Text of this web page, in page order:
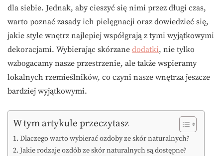
dla siebie. Jednak, aby cieszyć się nimi przez długi czas,
warto poznać zasady ich pielęgnacji oraz dowiedzieć się,
jakie style wnętrz najlepiej współgrają z tymi wyjątkowymi
dekoracjami. Wybierając skórzane dodatki, nie tylko
wzbogacamy nasze przestrzenie, ale także wspieramy
lokalnych rzemieślników, co czyni nasze wnętrza jeszcze
bardziej wyjątkowymi.
W tym artykule przeczytasz
Dlaczego warto wybierać ozdoby ze skór naturalnych?
Jakie rodzaje ozdób ze skór naturalnych są dostępne?